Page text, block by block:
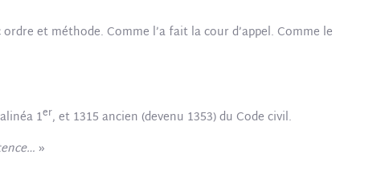
et méthode. Comme l’a fait la cour d’appel. Comme le
1er, et 1315 ancien (devenu 1353) du Code civil.
»